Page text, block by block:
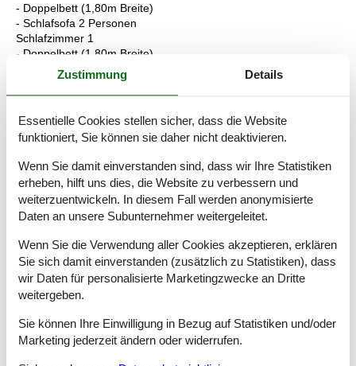
- Doppelbett (1,80m Breite)
- Schlafsofa 2 Personen
Schlafzimmer 1
- Doppelbett (1,80m Breite)
- Kinder-/Babybett
- Schlafzimmer abdunkelbar
Schlafzimmer 3
- Doppelbett (1,80m Breite)
- Kinder-/Babybett
- Schlafzimmer abdunkelbar
Schlafzimmer 5
- 2x Einzelbett
- Schlafzimmer abdunkelbar
Badezimmer
- Dusche
- Waschbecken
- Toilette
- Föhn
- Dusche
- Waschbecken
Zustimmung Details
Essentielle Cookies stellen sicher, dass die Website
funktioniert, Sie können sie daher nicht deaktivieren.
Wenn Sie damit einverstanden sind, dass wir Ihre Statistiken
erheben, hilft uns dies, die Website zu verbessern und
weiterzuentwickeln. In diesem Fall werden anonymisierte
Daten an unsere Subunternehmer weitergeleitet.
Wenn Sie die Verwendung aller Cookies akzeptieren, erklären
Sie sich damit einverstanden (zusätzlich zu Statistiken), dass
wir Daten für personalisierte Marketingzwecke an Dritte
weitergeben.
Sie können Ihre Einwilligung in Bezug auf Statistiken und/oder
Marketing jederzeit ändern oder widerrufen.